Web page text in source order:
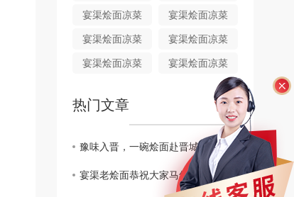
宴渠烩面凉菜 宴渠烩面凉菜
宴渠烩面凉菜 宴渠烩面凉菜
宴渠烩面凉菜 宴渠烩面凉菜
热门文章
豫味入晋，一碗烩面赴晋城！宴渠老烩面山西晋城店盛大开业
宴渠老烩面恭祝大家马年吉祥，万事顺遂，阖家幸福